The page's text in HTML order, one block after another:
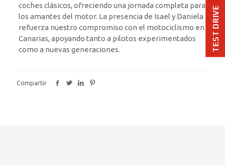
coches clásicos, ofreciendo una jornada completa para
los amantes del motor. La presencia de Isael y Daniela
refuerza nuestro compromiso con el motociclismo en
Canarias, apoyando tanto a pilotos experimentados
como a nuevas generaciones.
Compartir
TEST DRIVE